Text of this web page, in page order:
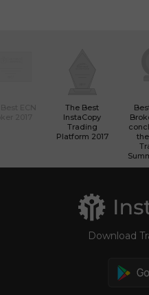
The Best
InstaCopy
Trading
Platform 2017
Download